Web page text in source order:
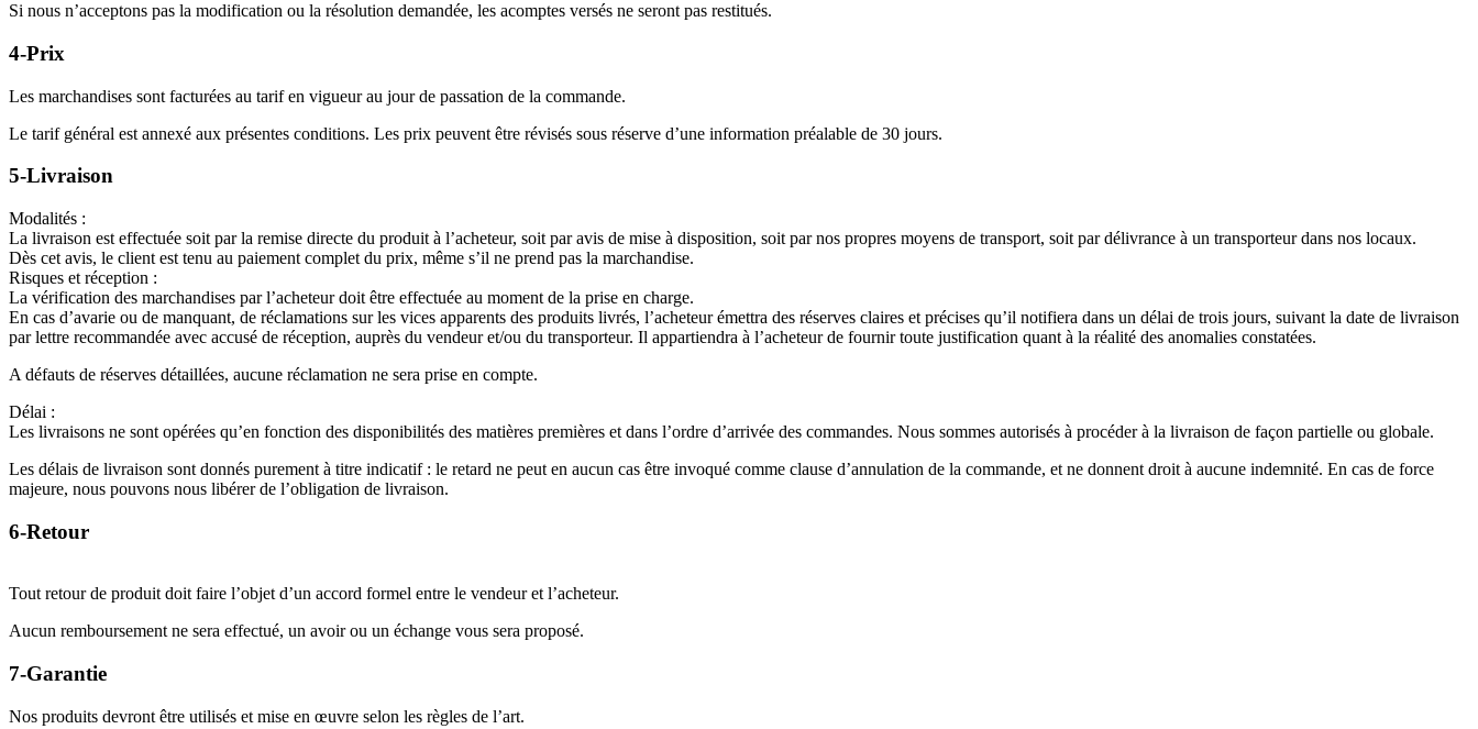
Si nous n’acceptons pas la modification ou la résolution demandée, les acomptes versés ne seront pas restitués.
4-Prix
Les marchandises sont facturées au tarif en vigueur au jour de passation de la commande.
Le tarif général est annexé aux présentes conditions. Les prix peuvent être révisés sous réserve d’une information préalable de 30 jours.
5-Livraison
Modalités :
La livraison est effectuée soit par la remise directe du produit à l’acheteur, soit par avis de mise à disposition, soit par nos propres moyens de transport, soit par délivrance à un transporteur dans nos locaux.
Dès cet avis, le client est tenu au paiement complet du prix, même s’il ne prend pas la marchandise.
Risques et réception :
La vérification des marchandises par l’acheteur doit être effectuée au moment de la prise en charge.
En cas d’avarie ou de manquant, de réclamations sur les vices apparents des produits livrés, l’acheteur émettra des réserves claires et précises qu’il notifiera dans un délai de trois jours, suivant la date de livraison
par lettre recommandée avec accusé de réception, auprès du vendeur et/ou du transporteur. Il appartiendra à l’acheteur de fournir toute justification quant à la réalité des anomalies constatées.
A défauts de réserves détaillées, aucune réclamation ne sera prise en compte.
Délai :
Les livraisons ne sont opérées qu’en fonction des disponibilités des matières premières et dans l’ordre d’arrivée des commandes. Nous sommes autorisés à procéder à la livraison de façon partielle ou globale.
Les délais de livraison sont donnés purement à titre indicatif : le retard ne peut en aucun cas être invoqué comme clause d’annulation de la commande, et ne donnent droit à aucune indemnité. En cas de force
majeure, nous pouvons nous libérer de l’obligation de livraison.
6-Retour
Tout retour de produit doit faire l’objet d’un accord formel entre le vendeur et l’acheteur.
Aucun remboursement ne sera effectué, un avoir ou un échange vous sera proposé.
7-Garantie
Nos produits devront être utilisés et mise en œuvre selon les règles de l’art.